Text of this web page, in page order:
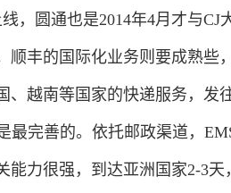
，圆通也是2014年4月才与
丰的国际化业务则要成熟些
越南等国家的快递服务，发
最完善的。依托邮政渠道，
力很强，到达亚洲国家2-3天